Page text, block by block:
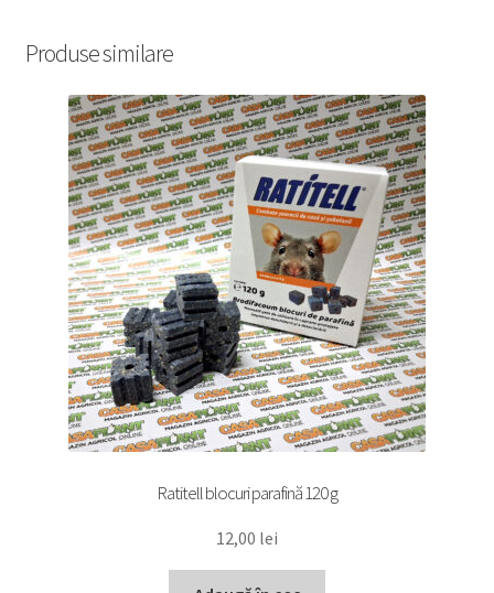
Produse similare
Ratitell blocuri parafină 120 g
12,00 lei